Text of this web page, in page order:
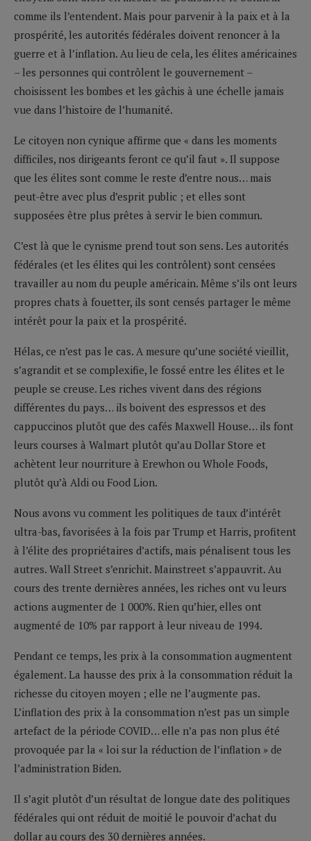
comme ils l’entendent. Mais pour parvenir à la paix et à la
prospérité, les autorités fédérales doivent renoncer à la
guerre et à l’inflation. Au lieu de cela, les élites américaines
– les personnes qui contrôlent le gouvernement –
choisissent les bombes et les gâchis à une échelle jamais
vue dans l’histoire de l’humanité.
Le citoyen non cynique affirme que « dans les moments
difficiles, nos dirigeants feront ce qu’il faut ». Il suppose
que les élites sont comme le reste d’entre nous… mais
peut-être avec plus d’esprit public ; et elles sont
supposées être plus prêtes à servir le bien commun.
C’est là que le cynisme prend tout son sens. Les autorités
fédérales (et les élites qui les contrôlent) sont censées
travailler au nom du peuple américain. Même s’ils ont leurs
propres chats à fouetter, ils sont censés partager le même
intérêt pour la paix et la prospérité.
Hélas, ce n’est pas le cas. A mesure qu’une société vieillit,
s’agrandit et se complexifie, le fossé entre les élites et le
peuple se creuse. Les riches vivent dans des régions
différentes du pays… ils boivent des espressos et des
cappuccinos plutôt que des cafés Maxwell House… ils font
leurs courses à Walmart plutôt qu’au Dollar Store et
achètent leur nourriture à Erewhon ou Whole Foods,
plutôt qu’à Aldi ou Food Lion.
Nous avons vu comment les politiques de taux d’intérêt
ultra-bas, favorisées à la fois par Trump et Harris, profitent
à l’élite des propriétaires d’actifs, mais pénalisent tous les
autres. Wall Street s’enrichit. Mainstreet s’appauvrit. Au
cours des trente dernières années, les riches ont vu leurs
actions augmenter de 1 000%. Rien qu’hier, elles ont
augmenté de 10% par rapport à leur niveau de 1994.
Pendant ce temps, les prix à la consommation augmentent
également. La hausse des prix à la consommation réduit la
richesse du citoyen moyen ; elle ne l’augmente pas.
L’inflation des prix à la consommation n’est pas un simple
artefact de la période COVID… elle n’a pas non plus été
provoquée par la « loi sur la réduction de l’inflation » de
l’administration Biden.
Il s’agit plutôt d’un résultat de longue date des politiques
fédérales qui ont réduit de moitié le pouvoir d’achat du
dollar au cours des 30 dernières années.